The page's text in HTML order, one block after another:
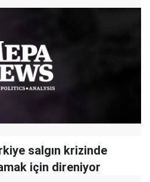
salgın krizinde
için direniyor